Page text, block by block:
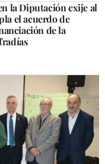
la Diputación exije al
el acuerdo de
de la